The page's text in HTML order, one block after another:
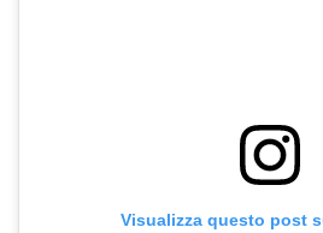
Visualizza questo post